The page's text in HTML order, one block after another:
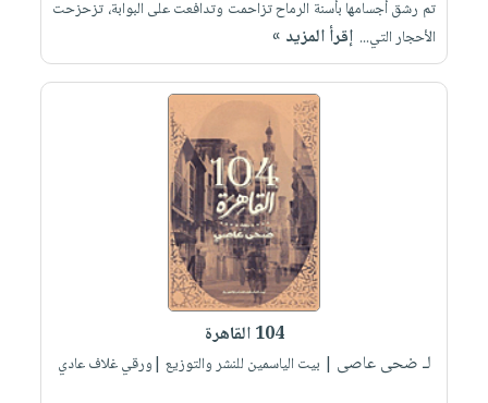
تم رشق أجسامها بأسنة الرماح تزاحمت وتدافعت على البوابة، تزحزحت
الأحجار التي... إقرأ المزيد »
104 القاهرة
لـ ضحى عاصى | بيت الياسمين للنشر والتوزيع |ورقي غلاف عادي